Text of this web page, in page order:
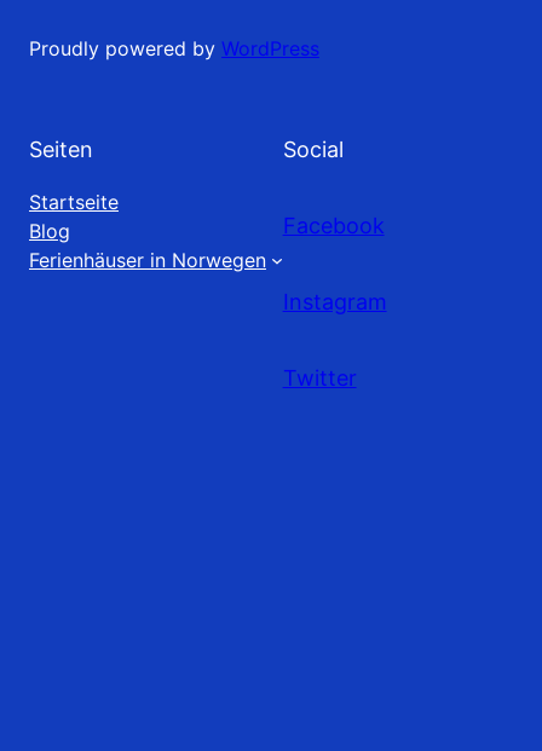
Proudly powered by WordPress
Seiten
Startseite
Blog
Ferienhäuser in Norwegen
Social
Facebook
Instagram
Twitter